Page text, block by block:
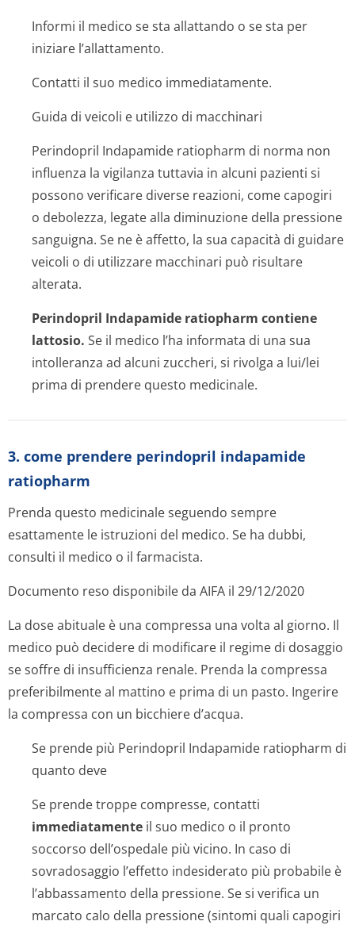
Informi il medico se sta allattando o se sta per
iniziare l’allattamento.
Contatti il suo medico immediatamente.
Guida di veicoli e utilizzo di macchinari
Perindopril Indapamide ratiopharm di norma non
influenza la vigilanza tuttavia in alcuni pazienti si
possono verificare diverse reazioni, come capogiri
o debolezza, legate alla diminuzione della pressione
sanguigna. Se ne è affetto, la sua capacità di guidare
veicoli o di utilizzare macchinari può risultare
alterata.
Perindopril Indapamide ratiopharm contiene
lattosio. Se il medico l’ha informata di una sua
intolleranza ad alcuni zuccheri, si rivolga a lui/lei
prima di prendere questo medicinale.
3. come prendere perindopril indapamide
ratiopharm
Prenda questo medicinale seguendo sempre
esattamente le istruzioni del medico. Se ha dubbi,
consulti il medico o il farmacista.
Documento reso disponibile da AIFA il 29/12/2020
La dose abituale è una compressa una volta al giorno. Il
medico può decidere di modificare il regime di dosaggio
se soffre di insufficienza renale. Prenda la compressa
preferibilmente al mattino e prima di un pasto. Ingerire
la compressa con un bicchiere d’acqua.
Se prende più Perindopril Indapamide ratiopharm di
quanto deve
Se prende troppe compresse, contatti
immediatamente il suo medico o il pronto
soccorso dell’ospedale più vicino. In caso di
sovradosaggio l’effetto indesiderato più probabile è
l’abbassamento della pressione. Se si verifica un
marcato calo della pressione (sintomi quali capogiri